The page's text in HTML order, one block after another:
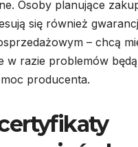
Osoby planujące
się również
– chcą
w razie problemów będą
producenta.